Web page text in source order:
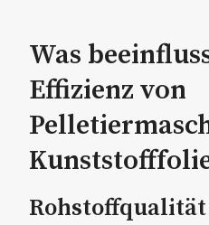
Was
Effizienz von